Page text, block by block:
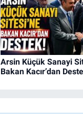
Arsin Küçük Sanayi
Bakan Kacır’dan